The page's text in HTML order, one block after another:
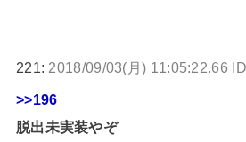
221: 2018/09/03(月) 11:05:22.66
>>196
脱出未実装やぞ